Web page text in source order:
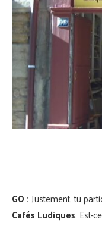
GO :Justement, tu
Cafés Ludiques. Est-